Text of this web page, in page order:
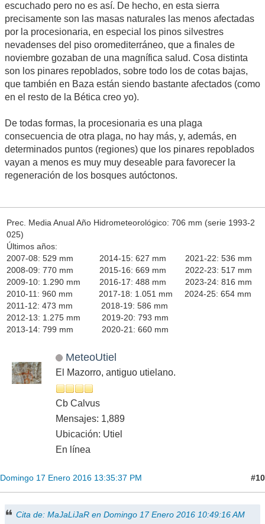
escuchado pero no es así. De hecho, en esta sierra
precisamente son las masas naturales las menos afectadas
por la procesionaria, en especial los pinos silvestres
nevadenses del piso oromediterráneo, que a finales de
noviembre gozaban de una magnífica salud. Cosa distinta
son los pinares repoblados, sobre todo los de cotas bajas,
que también en Baza están siendo bastante afectados (como
en el resto de la Bética creo yo).
De todas formas, la procesionaria es una plaga
consecuencia de otra plaga, no hay más, y, además, en
determinados puntos (regiones) que los pinares repoblados
vayan a menos es muy muy deseable para favorecer la
regeneración de los bosques autóctonos.
Prec. Media Anual Año Hidrometeorológico: 706 mm (serie 1993-2
025)
Últimos años:
2007-08: 529 mm 2014-15: 627 mm 2021-22: 536 mm
2008-09: 770 mm 2015-16: 669 mm 2022-23: 517 mm
2009-10: 1.290 mm 2016-17: 488 mm 2023-24: 816 mm
2010-11: 960 mm 2017-18: 1.051 mm 2024-25: 654 mm
2011-12: 473 mm 2018-19: 586 mm
2012-13: 1.275 mm 2019-20: 793 mm
2013-14: 799 mm 2020-21: 660 mm
MeteoUtiel
El Mazorro, antiguo utielano.
Cb Calvus
Mensajes: 1,889
Ubicación: Utiel
En línea
Domingo 17 Enero 2016 13:35:37 PM #10
Cita de: MaJaLiJaR en Domingo 17 Enero 2016 10:49:16 AM